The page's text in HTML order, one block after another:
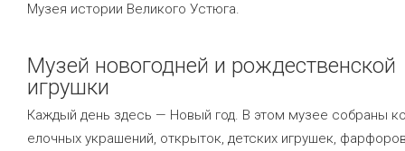
Музея истории Великого Устюга.
Музей новогодней и рождественской
игрушки
Каждый день здесь — Новый год. В этом музее собраны
елочных украшений, открыток, детских игрушек,